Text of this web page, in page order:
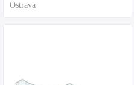
Ostrava